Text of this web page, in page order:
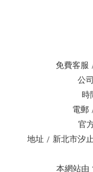
免費客服
公
時
電郵
官
地址 / 新北市汐
本網站由